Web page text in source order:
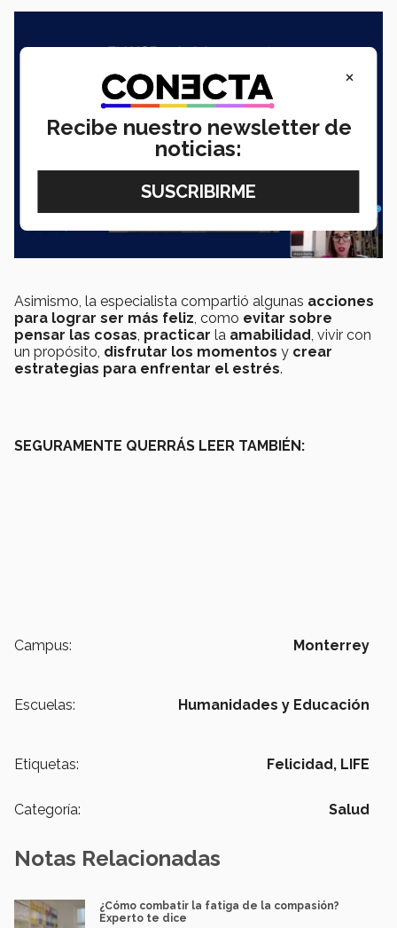
Asimismo, la especialista compartió algunas acciones
para lograr ser más feliz , como evitar sobre
pensar las cosas practicar la amabilidad , vivir con
un propósito, disfrutar los momentos y crear
estrategias para enfrentar el estrés.
SEGURAMENTE QUERRÁS LEER TAMBIÉN:
Campus: Monterrey
Escuelas: Humanidades y Educación
Etiquetas: Felicidad, LIFE
Categoría: Salud
Notas Relacionadas
¿Cómo combatir la fatiga de la compasión?
Experto te dice
×
Recibe nuestro newsletter de
noticias: